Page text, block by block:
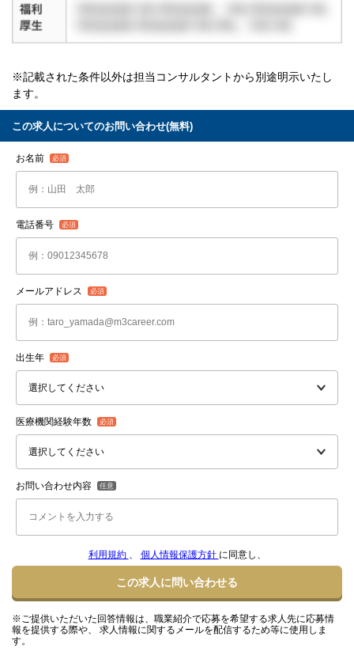
※記載された条件以外は担当コンサルタントから別途明示いたし
ます。
この求人についてのお問い合わせ(無料)
お名前
電話番号
メールアドレス
出生年
医療機関経験年数
お問い合わせ内容
利用規約 、 個人情報保護方針 に同意し、
この求人に問い合わせる
※ご提供いただいた回答情報は、職業紹介で応募を希望する求人先に応募情
報を提供する際や、 求人情報に関するメールを配信するため等に使用しま
す。